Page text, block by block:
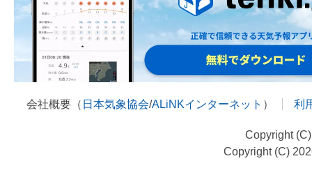
会社概要（ 日本気象協会/ALiNKインターネット ） 利
Copyright
Copyright (C)